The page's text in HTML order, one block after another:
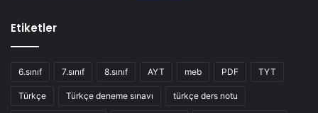
Etiketler
6.sınıf 7.sınıf 8.sınıf AYT meb PDF TYT
Türkçe Türkçe deneme sınavı türkçe ders notu